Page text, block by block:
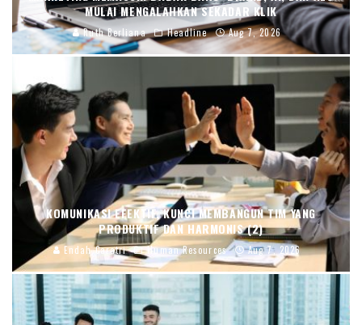
MULAI MENGALAHKAN SEKADAR KLIK
Ruth Berliana Headline Aug 7, 2026
KOMUNIKASI EFEKTIF, KUNCI MEMBANGUN TIM YANG
PRODUKTIF DAN HARMONIS (2)
Endah Caratri Human Resources Aug 7, 2026